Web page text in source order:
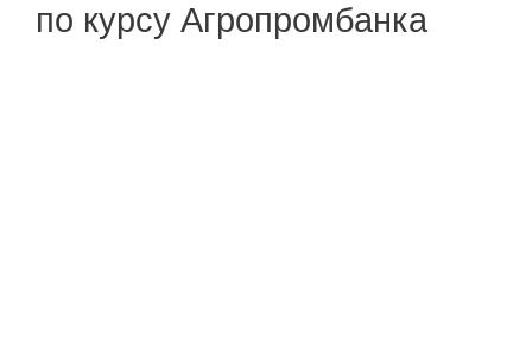
по курсу Агропромбанка